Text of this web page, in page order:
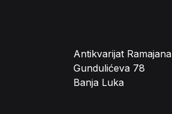
Antikvarijat Ramajana
Gundulićeva 78
Banja Luka